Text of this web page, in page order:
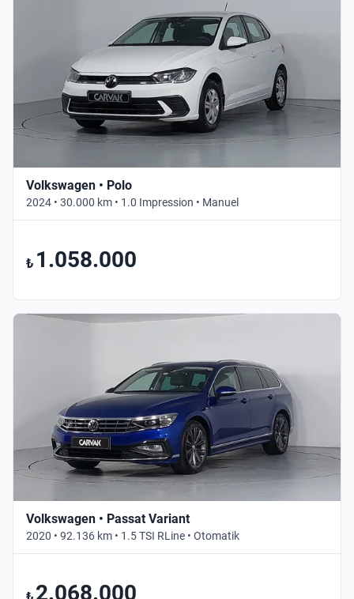
Volkswagen • Polo
2024 • 30.000 km • 1.0 Impression • Manuel
₺ 1.058.000
Volkswagen • Passat Variant
2020 • 92.136 km • 1.5 TSI RLine • Otomatik
2.068.000